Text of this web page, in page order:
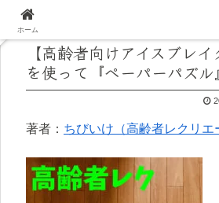
【高齢者向けアイスブレ
を使って『ペーパーパズル』
著者： ちびいけ（高齢者レクリエ
ホーム